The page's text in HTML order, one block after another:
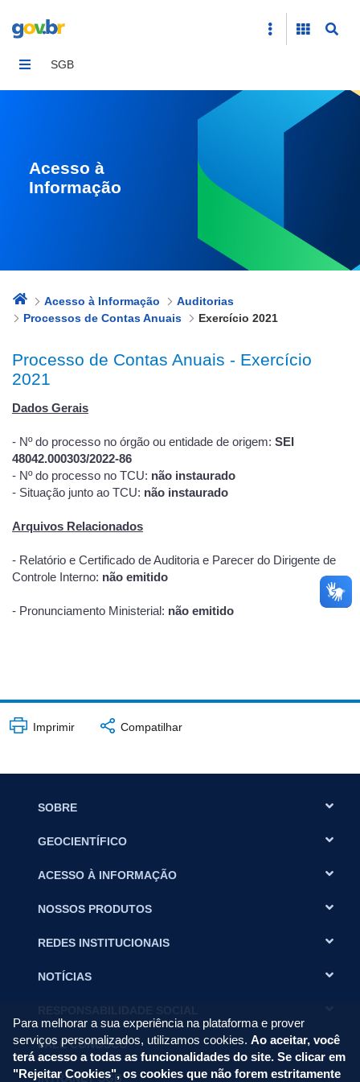
SGB
Acesso à
Informação
Acesso à Informação
Auditorias
Processos de Contas Anuais
Exercício 2021
Processo de Contas Anuais - Exercício
2021
Dados Gerais
- Nº do processo no órgão ou entidade de origem: SEI
48042.000303/2022-86
- Nº do processo no TCU: não instaurado
- Situação junto ao TCU: não instaurado
Arquivos Relacionados
- Relatório e Certificado de Auditoria e Parecer do Dirigente de
Controle Interno: não emitido
- Pronunciamento Ministerial: não emitido
Imprimir Compatilhar
SOBRE
GEOCIENTÍFICO
ACESSO À INFORMAÇÃO
NOSSOS PRODUTOS
REDES INSTITUCIONAIS
NOTÍCIAS
FALE CONOSCO
INTRANET SGB
Para melhorar a sua experiência na plataforma e prover
serviços personalizados, utilizamos cookies. Ao aceitar, você
terá acesso a todas as funcionalidades do site. Se clicar em
"Rejeitar Cookies", os cookies que não forem estritamente